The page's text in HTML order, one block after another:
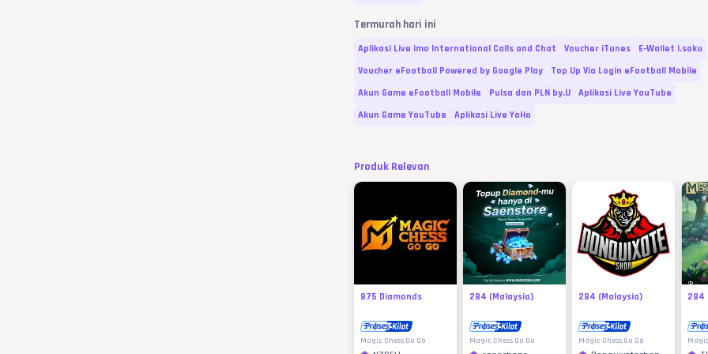
Termurah hari ini
Aplikasi Live imo International Calls and Chat Voucher iTunes
E-Wallet i.saku
Voucher eFootball Powered by Google Play
Top Up Via Login eFootball Mobile
Akun Game eFootball Mobile
Pulsa dan PLN by.U
Aplikasi Live YouTube
Akun Game YouTube
Aplikasi Live YoHo
Produk Relevan
875 Diamonds
Magic Chess Go Go
284 (Malaysia)
Magic Chess Go Go
284 (Malaysia)
Magic Chess Go Go
284
Magic